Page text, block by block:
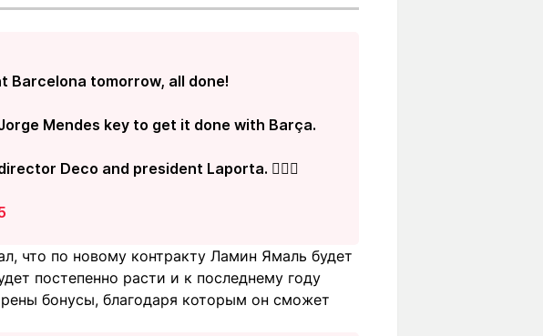
Barcelona tomorrow, all done!
Mendes key to get it done with Barça.
Deco and president Laporta. ✍🏻🏁
что по новому контракту Ламин Ямаль будет
постепенно расти и к последнему году
бонусы, благодаря которым он сможет